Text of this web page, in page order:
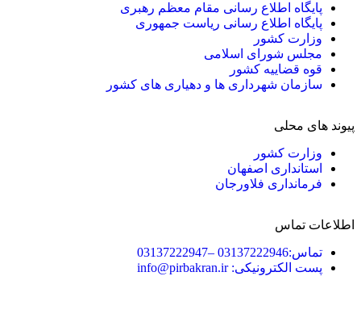
پایگاه اطلاع رسانی مقام معظم رهبری
پایگاه اطلاع رسانی ریاست جمهوری
وزارت کشور
مجلس شورای اسلامی
قوه قضاییه کشور
سازمان شهرداری ها و دهیاری های کشور
پیوند های محلی
وزارت کشور
استانداری اصفهان
فرمانداری فلاورجان
اطلاعات تماس
تماس:03137222946 –03137222947
پست الکترونیکی: info@pirbakran.ir